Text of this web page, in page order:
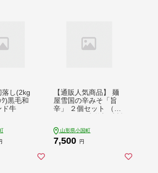
し(2kg
)黒毛和
牛
【通販人気商品】 麺
屋雪国の辛みそ「旨
辛」 ２個セット （12
山形県小国町
7,500 円